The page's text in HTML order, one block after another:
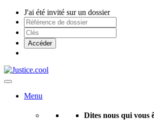
J'ai été invité sur un dossier
Menu
Dites nous qui vous